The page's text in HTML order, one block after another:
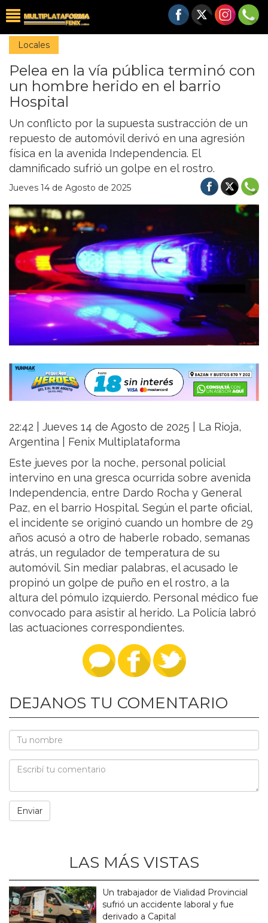
Locales
Pelea en la vía pública terminó con
un hombre herido en el barrio
Hospital
Un conflicto por la supuesta sustracción de un
repuesto de automóvil derivó en una agresión
física en la avenida Independencia. El
damnificado sufrió un golpe en el rostro.
Jueves 14 de Agosto de 2025
22:42 | Jueves 14 de Agosto de 2025 | La Rioja,
Argentina | Fenix Multiplataforma
Este jueves por la noche, personal policial
intervino en una gresca ocurrida sobre avenida
Independencia, entre Dardo Rocha y General
Paz, en el barrio Hospital. Según el parte oficial,
el incidente se originó cuando un hombre de 29
años acusó a otro de haberle robado, semanas
atrás, un regulador de temperatura de su
automóvil. Sin mediar palabras, el acusado le
propinó un golpe de puño en el rostro, a la
altura del pómulo izquierdo. Personal médico fue
convocado para asistir al herido. La Policía labró
las actuaciones correspondientes.
DEJANOS TU COMENTARIO
LAS MÁS VISTAS
Un trabajador de Vialidad Provincial
sufrió un accidente laboral y fue
derivado a Capital